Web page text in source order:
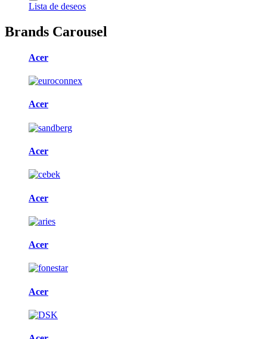
Lista de deseos
Brands Carousel
Acer
Acer
Acer
Acer
Acer
Acer